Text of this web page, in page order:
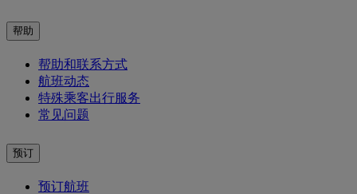
帮助
帮助和联系方式
航班动态
特殊乘客出行服务
常见问题
预订
预订航班